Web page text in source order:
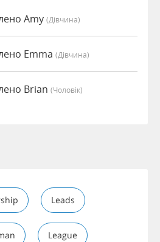
Amy (дівчина)
Emma (дівчина)
Brian (чоловік)
Leads
League